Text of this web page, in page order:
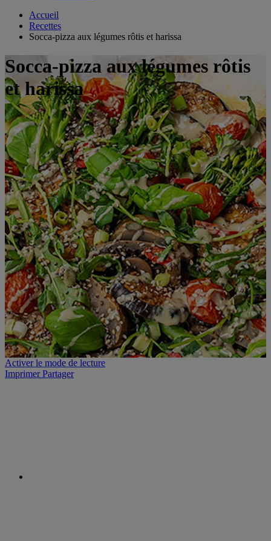
Accueil
Recettes
Socca-pizza aux légumes rôtis et harissa
Socca-pizza aux légumes rôtis
et harissa
Activer le mode de lecture
Imprimer Partager